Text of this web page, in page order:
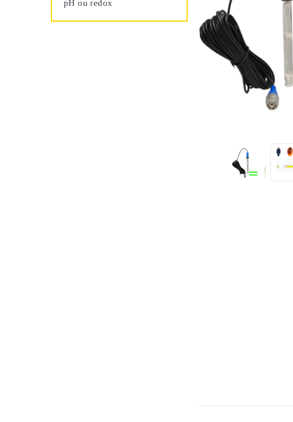
pH ou redox